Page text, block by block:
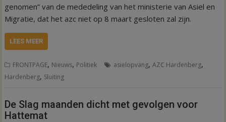
genomen” van de mededeling van het ministerie van Asiel en
Migratie, dat het azc niet op 8 maart gesloten zal zijn.
LEES MEER
FRONTPAGE, Nieuws, Politiek asielopvang,AZC Hardenberg,
Hardenberg, Sluiting
De Slag maanden dicht met gevolgen voor
Hattemat